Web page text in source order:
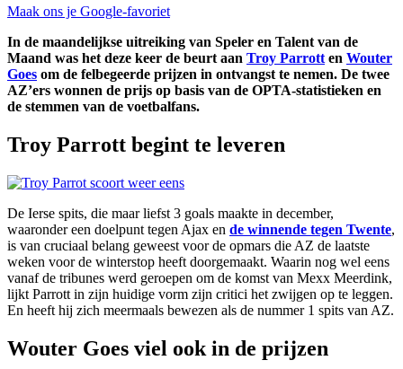
Maak ons je Google-favoriet
In de maandelijkse uitreiking van Speler en Talent van de
Maand was het deze keer de beurt aan Troy Parrott en Wouter
Goes om de felbegeerde prijzen in ontvangst te nemen. De twee
AZ’ers wonnen de prijs op basis van de OPTA-statistieken en
de stemmen van de voetbalfans.
Troy Parrott begint te leveren
De Ierse spits, die maar liefst 3 goals maakte in december,
waaronder een doelpunt tegen Ajax en de winnende tegen Twente,
is van cruciaal belang geweest voor de opmars die AZ de laatste
weken voor de winterstop heeft doorgemaakt. Waarin nog wel eens
vanaf de tribunes werd geroepen om de komst van Mexx Meerdink,
lijkt Parrott in zijn huidige vorm zijn critici het zwijgen op te leggen.
En heeft hij zich meermaals bewezen als de nummer 1 spits van AZ.
Wouter Goes viel ook in de prijzen